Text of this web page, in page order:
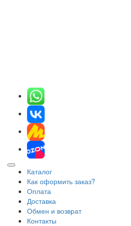
Каталог
Как оформить заказ?
Оплата
Доставка
Обмен и возврат
Контакты